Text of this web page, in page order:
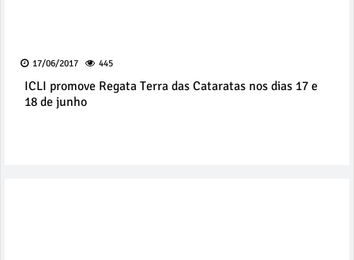
17/06/2017 445
ICLI promove Regata Terra das Cataratas nos dias 17 e
18 de junho